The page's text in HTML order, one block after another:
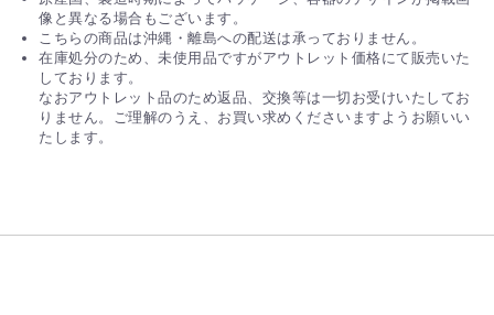
像と異なる場合もございます。
こちらの商品は沖縄・離島への配送は承っておりません。
在庫処分のため、未使用品ですがアウトレット価格にて販売いた
しております。
なおアウトレット品のため返品、交換等は一切お受けいたしてお
りません。ご理解のうえ、お買い求めくださいますようお願いい
たします。